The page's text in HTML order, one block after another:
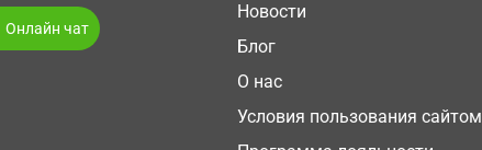
Онлайн чат
Новости
Блог
О нас
Условия пользования сайтом